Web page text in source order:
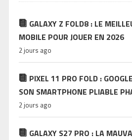
GALAXY Z FOLD8 : LE
MOBILE POUR JOUER EN 2026
2 jours ago
PIXEL 11 PRO FOLD :
SON SMARTPHONE PLIABLE
2 jours ago
GALAXY S27 PRO : LA